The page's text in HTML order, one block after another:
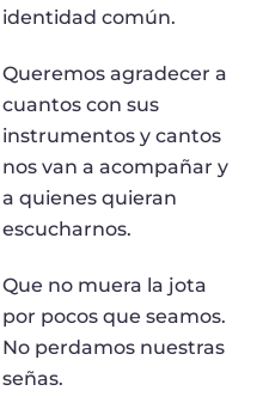
identidad común.
Queremos agradecer a
cuantos con sus
instrumentos y cantos
nos van a acompañar y
a quienes quieran
escucharnos.
Que no muera la jota
por pocos que seamos.
No perdamos nuestras
señas.